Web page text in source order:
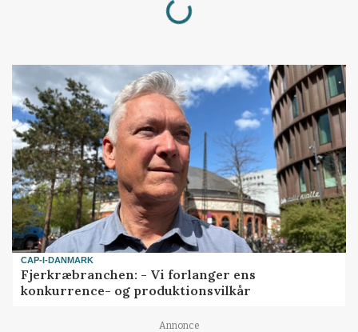
CAP-I-DANMARK
Fjerkræbranchen: - Vi forlanger ens
konkurrence- og produktionsvilkår
Annonce